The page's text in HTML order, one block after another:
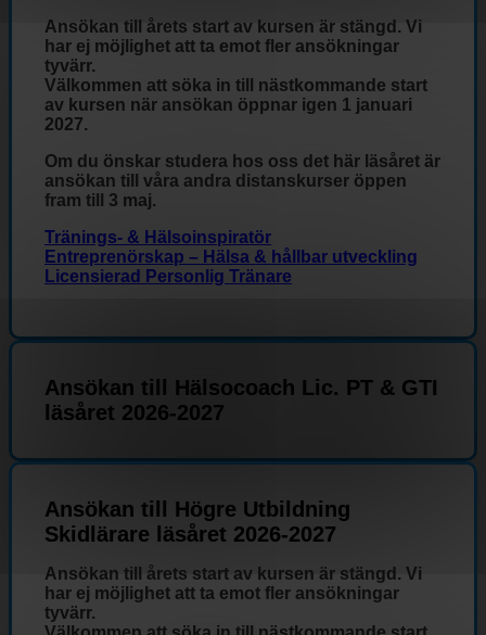
Ansökan till årets start av kursen är stängd. Vi
har ej möjlighet att ta emot fler ansökningar
tyvärr.
Välkommen att söka in till nästkommande start
av kursen när ansökan öppnar igen 1 januari
2027.
Om du önskar studera hos oss det här läsåret är
ansökan till våra andra distanskurser öppen
fram till 3 maj.
Tränings- & Hälsoinspiratör
Entreprenörskap – Hälsa & hållbar utveckling
Licensierad Personlig Tränare
Ansökan till Hälsocoach Lic. PT & GTI
läsåret 2026-2027
Ansökan till Högre Utbildning
Skidlärare läsåret 2026-2027
Ansökan till årets start av kursen är stängd. Vi
har ej möjlighet att ta emot fler ansökningar
tyvärr.